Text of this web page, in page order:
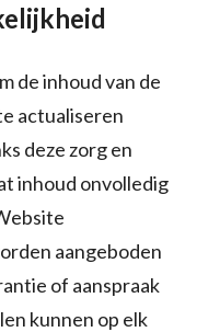
de inhoud van de
actualiseren
deze zorg en
inhoud onvolledig
aangeboden
of aanspraak
kunnen op elk